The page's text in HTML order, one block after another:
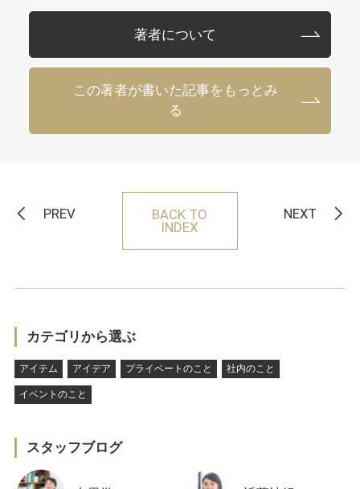
著者について
この著者が書いた記事をもっとみ
る
PREV
BACK TO
INDEX
NEXT
カテゴリから選ぶ
アイテム アイデア プライベートのこと 社内のこと
イベントのこと
スタッフブログ